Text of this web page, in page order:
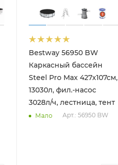
Bestway 56950 BW
Каркасный бассейн
Steel Pro Max 427х107см,
13030л, фил.-насос
3028л/ч, лестница, тент
Мало Арт.: 56950 BW